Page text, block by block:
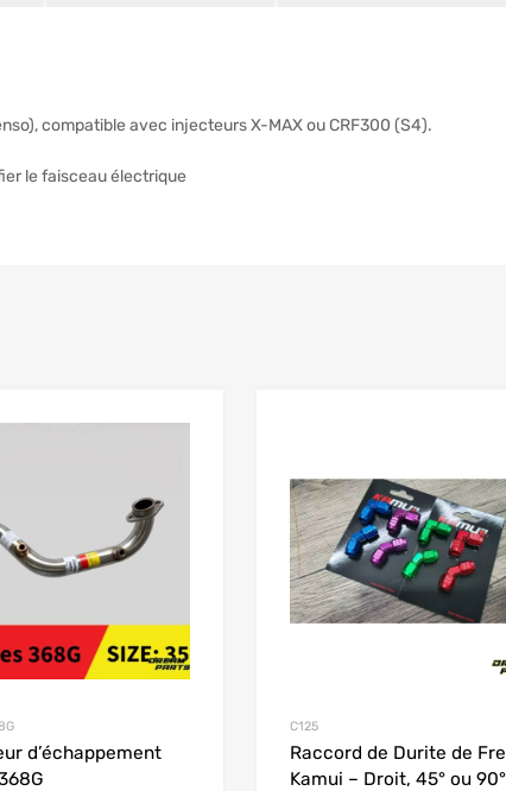
compatible avec injecteurs X-MAX ou CRF300 (S4).
le faisceau électrique
Add to Compare
d’échappement
C125
Raccord de Durite de
Kamui – Droit, 45° ou 90°